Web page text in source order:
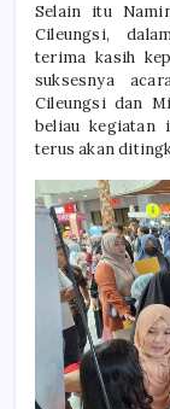
Selain itu
Cileungsi,
terima kasih
suksesnya
Cileungsi dan
beliau kegiatan
terus akan